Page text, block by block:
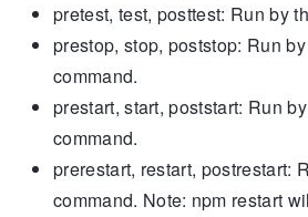
pretest, test, posttest: Run by
prestop, stop, poststop: Run
command.
prestart, start, poststart: Run
command.
prerestart, restart, postrestart:
command. Note: npm restart